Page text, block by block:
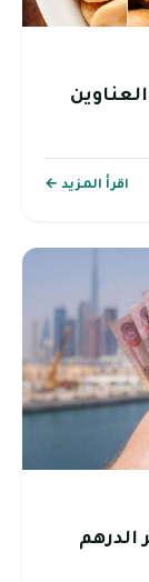
اقرأ المزيد ←